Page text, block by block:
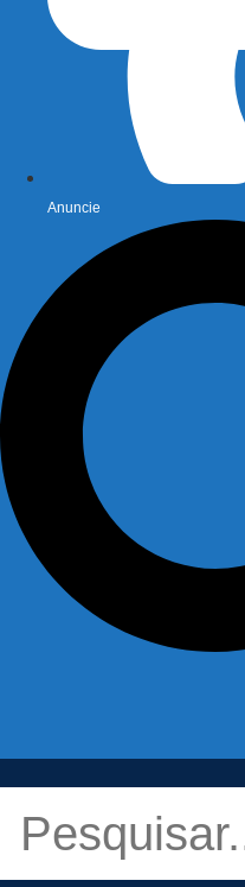
Anuncie